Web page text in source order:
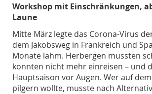
Workshop mit Einschränkungen,
Laune
Mitte März legte das Corona-Virus
dem Jakobsweg in Frankreich und
Monate lahm. Herbergen mussten
konnten nicht mehr einreisen – und
Hauptsaison vor Augen. Wer auf
pilgern wollte, musste nach